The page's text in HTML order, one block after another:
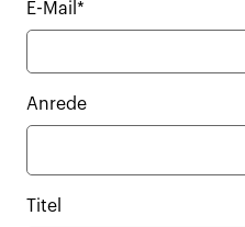
E-Mail*
Anrede
Titel